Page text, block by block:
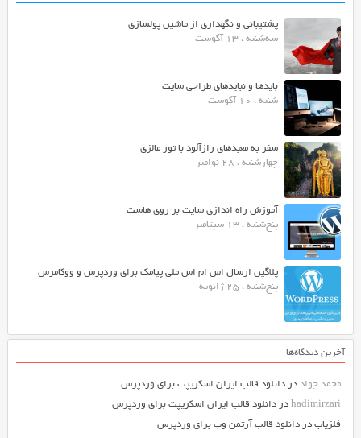
پشتیبانی و نگهداری از ماشین پولسازی
سه‌شنبه ، 13 آگوست
بایدها و نبایدهای طراحی سایت
شنبه ، 10 آگوست
سفر به معبدهای رازآلود با تور مالزی
چهارشنبه ، 28 نوامبر
آموزش راه اندازی سایت بر روی هاست
پنج‌شنبه ، 13 سپتامبر
پلاگین ارسال اس ام اس ملی پیامک برای وردپرس و ووکامرس
پنج‌شنبه ، 25 ژانویه
آخرین دیدگاه‌ها
محمد جواددر دانلود قالب ایران اسکریپت برای وردپرس
hadimirzariدر دانلود قالب ایران اسکریپت برای وردپرس
فلزیابدر دانلود قالب آرتمن وب برای وردپرس